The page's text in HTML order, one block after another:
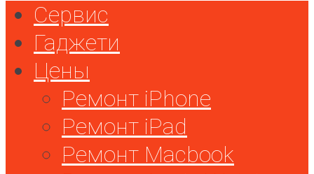
Сервис
Гаджети
Цены
Ремонт iPhone
Ремонт iPad
Ремонт Macbook